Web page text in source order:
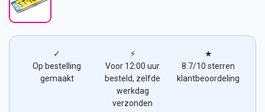
✓
Op bestelling
gemaakt
⚡
Voor 12:00 uur
besteld, zelfde
werkdag
verzonden
★
8.7/10 sterren
klantbeoordeling